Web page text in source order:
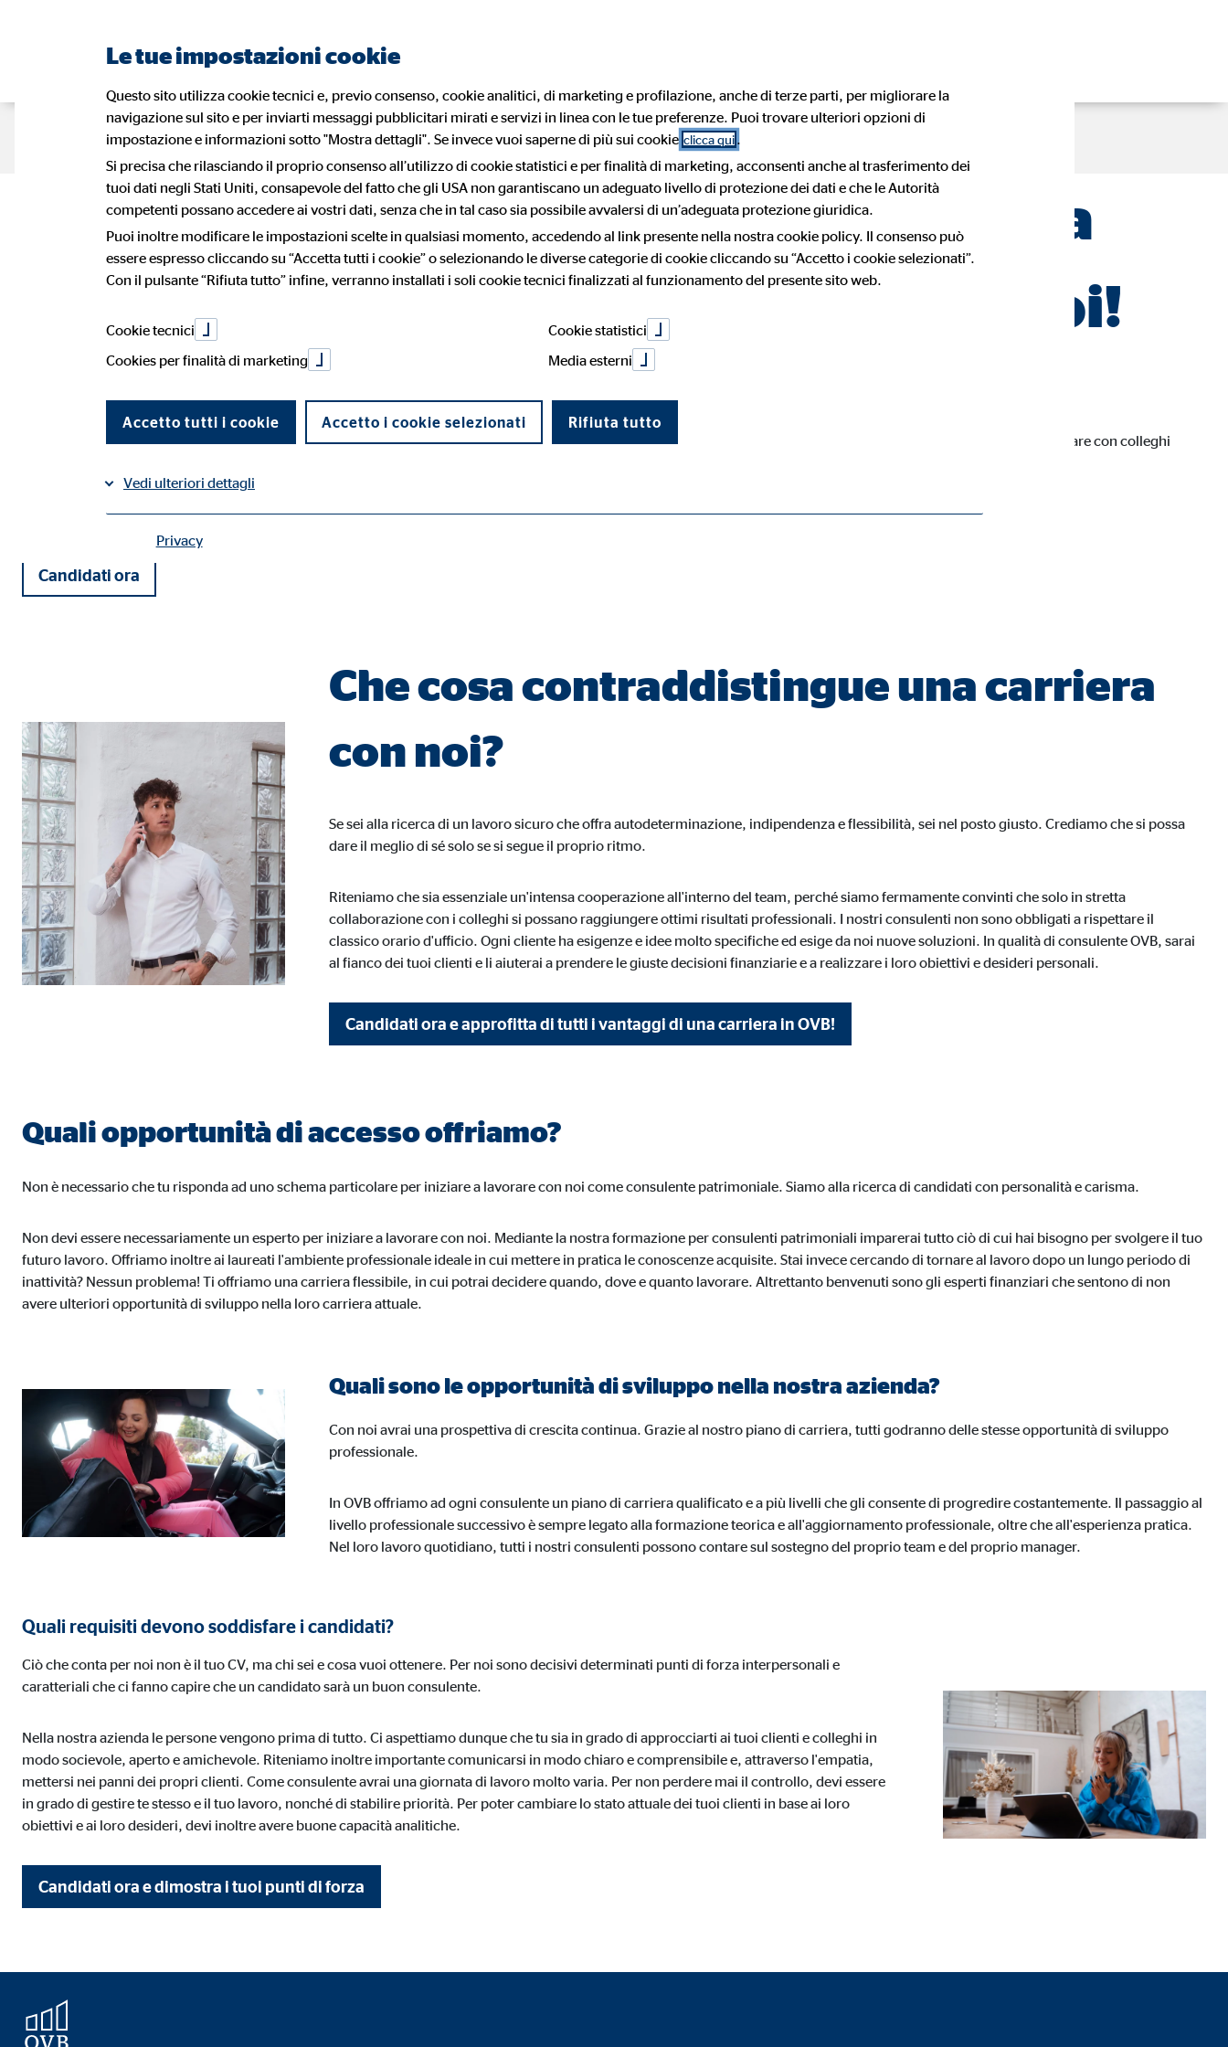
Pagina dei consulenti Recruiting Privacy Declaration
Vuoi intraprendere una nuova carriera
professionale? Inizia a lavorare con noi!
È solo il tuo impegno a determinare il tuo successo. Se sei stanco della monotonia della tua routine lavorativa e hai voglia di essere indipendente e allo stesso tempo lavorare con colleghi
Inizia anche tu a lavorare come consulente patrimoniale OVB!
Candidati ora
Che cosa contraddistingue una carriera
con noi?
Se sei alla ricerca di un lavoro sicuro che offra autodeterminazione, indipendenza e flessibilità, sei nel posto giusto. Crediamo che si possa
dare il meglio di sé solo se si segue il proprio ritmo.
Riteniamo che sia essenziale un'intensa cooperazione all'interno del team, perché siamo fermamente convinti che solo in stretta
collaborazione con i colleghi si possano raggiungere ottimi risultati professionali. I nostri consulenti non sono obbligati a rispettare il
classico orario d'ufficio. Ogni cliente ha esigenze e idee molto specifiche ed esige da noi nuove soluzioni. In qualità di consulente OVB, sarai
al fianco dei tuoi clienti e li aiuterai a prendere le giuste decisioni finanziarie e a realizzare i loro obiettivi e desideri personali.
Candidati ora e approfitta di tutti i vantaggi di una carriera in OVB!
Quali opportunità di accesso offriamo?
Non è necessario che tu risponda ad uno schema particolare per iniziare a lavorare con noi come consulente patrimoniale. Siamo alla ricerca di candidati con personalità e carisma.
Non devi essere necessariamente un esperto per iniziare a lavorare con noi. Mediante la nostra formazione per consulenti patrimoniali imparerai tutto ciò di cui hai bisogno per svolgere il tuo
futuro lavoro. Offriamo inoltre ai laureati l'ambiente professionale ideale in cui mettere in pratica le conoscenze acquisite. Stai invece cercando di tornare al lavoro dopo un lungo periodo di
inattività? Nessun problema! Ti offriamo una carriera flessibile, in cui potrai decidere quando, dove e quanto lavorare. Altrettanto benvenuti sono gli esperti finanziari che sentono di non
avere ulteriori opportunità di sviluppo nella loro carriera attuale.
Quali sono le opportunità di sviluppo nella nostra azienda?
Con noi avrai una prospettiva di crescita continua. Grazie al nostro piano di carriera, tutti godranno delle stesse opportunità di sviluppo
professionale.
In OVB offriamo ad ogni consulente un piano di carriera qualificato e a più livelli che gli consente di progredire costantemente. Il passaggio al
livello professionale successivo è sempre legato alla formazione teorica e all'aggiornamento professionale, oltre che all'esperienza pratica.
Nel loro lavoro quotidiano, tutti i nostri consulenti possono contare sul sostegno del proprio team e del proprio manager.
Quali requisiti devono soddisfare i candidati?
Ciò che conta per noi non è il tuo CV, ma chi sei e cosa vuoi ottenere. Per noi sono decisivi determinati punti di forza interpersonali e
caratteriali che ci fanno capire che un candidato sarà un buon consulente.
Nella nostra azienda le persone vengono prima di tutto. Ci aspettiamo dunque che tu sia in grado di approcciarti ai tuoi clienti e colleghi in
modo socievole, aperto e amichevole. Riteniamo inoltre importante comunicarsi in modo chiaro e comprensibile e, attraverso l'empatia,
mettersi nei panni dei propri clienti. Come consulente avrai una giornata di lavoro molto varia. Per non perdere mai il controllo, devi essere
in grado di gestire te stesso e il tuo lavoro, nonché di stabilire priorità. Per poter cambiare lo stato attuale dei tuoi clienti in base ai loro
obiettivi e ai loro desideri, devi inoltre avere buone capacità analitiche.
Candidati ora e dimostra i tuoi punti di forza
Le tue impostazioni cookie
Questo sito utilizza cookie tecnici e, previo consenso, cookie analitici, di marketing e profilazione, anche di terze parti, per migliorare la
navigazione sul sito e per inviarti messaggi pubblicitari mirati e servizi in linea con le tue preferenze. Puoi trovare ulteriori opzioni di
impostazione e informazioni sotto "Mostra dettagli". Se invece vuoi saperne di più sui cookie clicca qui .
Si precisa che rilasciando il proprio consenso all’utilizzo di cookie statistici e per finalità di marketing, acconsenti anche al trasferimento dei
tuoi dati negli Stati Uniti, consapevole del fatto che gli USA non garantiscano un adeguato livello di protezione dei dati e che le Autorità
competenti possano accedere ai vostri dati, senza che in tal caso sia possibile avvalersi di un’adeguata protezione giuridica.
Puoi inoltre modificare le impostazioni scelte in qualsiasi momento, accedendo al link presente nella nostra cookie policy. Il consenso può
essere espresso cliccando su “Accetta tutti i cookie” o selezionando le diverse categorie di cookie cliccando su “Accetto i cookie selezionati”.
Con il pulsante “Rifiuta tutto” infine, verranno installati i soli cookie tecnici finalizzati al funzionamento del presente sito web.
Cookie tecnici
Cookie statistici
Cookies per finalità di marketing
Media esterni
Accetto tutti i cookie Accetto i cookie selezionati Rifiuta tutto
Vedi ulteriori dettagli
I cookie tecnici permettono l'utilizzo delle funzioni di base e sono necessari per il corretto funzionamento del sito web.
fe_typo_user
Memorizzazione delle impostazioni dell'utente
Scadenza dei Cookie:
Cookie di consenso
Fornitore:
Finalità: Gestire le impostazioni relative al consenso
Scadenza dei Cookie:
Google Analytics
Finalità: Raccolta di dati statistici sull'uso del sito we
Scadenza dei Cookie: fino a 26 mesi
I cookie utilizzati per finalità di marketing consentono agli utenti di visualizzare pubblicità personalizzata durante la navigazione. A tal fine, i dati
potrebbero essere trasmessi a terze parti, che tracciano la navigazione dell'utente anche in altri siti web.
Facebook Pixel
Nome: _fbp
Fornitore: Facebook Ireland Ltd.
Media esterni
I contenuti di piattaforme video e cartografiche sono bloccati per impostazione predefinita.Se vengono accettati i cookie da media esterni, l'accesso a
Google Maps
google_maps
Finalità:
YouTube
Privacy